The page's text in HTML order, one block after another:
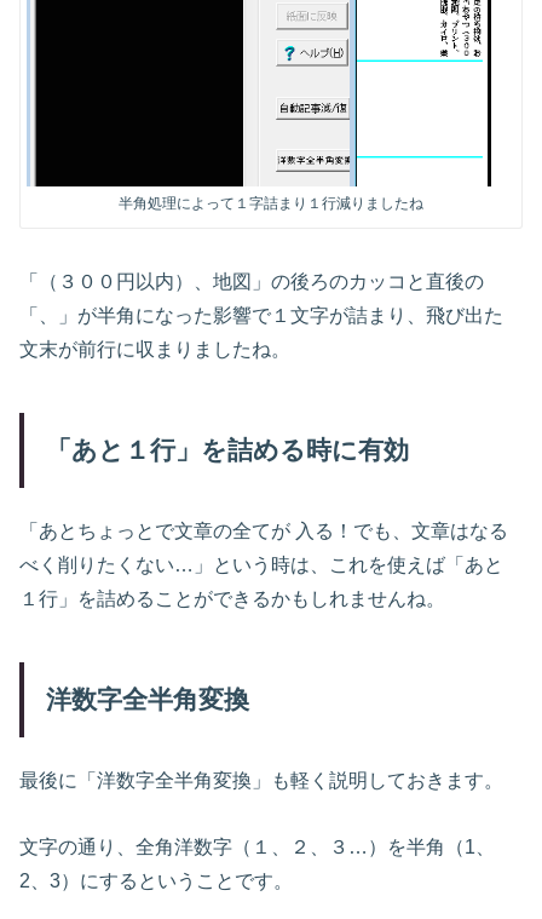
半角処理によって１字詰まり１行減りましたね
「（３００円以内）、地図」の後ろのカッコと直後の
「、」が半角になった影響で１文字が詰まり、飛び出た
文末が前行に収まりましたね。
「あと１行」を詰める時に有効
「あとちょっとで文章の全てが 入る！でも、文章はなる
べく削りたくない…」という時は、これを使えば「あと
１行」を詰めることができるかもしれませんね。
洋数字全半角変換
最後に「洋数字全半角変換」も軽く説明しておきます。
文字の通り、全角洋数字（１、２、３…）を半角（1、
2、3）にするということです。